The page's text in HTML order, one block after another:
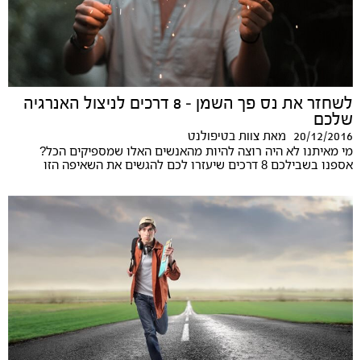
לשחזר את נס פך השמן – 8 דרכים לניצול האנרגיה
שלכם
20/12/2016 מאת צוות בטיפולנט
מי מאיתנו לא היה רוצה להיות מהאנשים האלו שמספיקים הכל?
אספנו בשבילכם 8 דרכים שיעזרו לכם להגשים את השאיפה הזו